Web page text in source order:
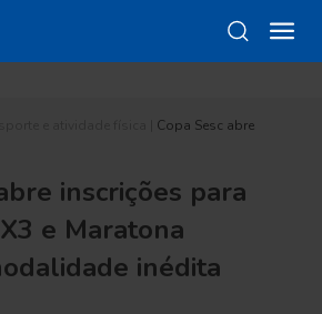
Copa Sesc abre
inscrições para
e Maratona
inédita